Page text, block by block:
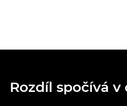
Rozdíl spočívá v